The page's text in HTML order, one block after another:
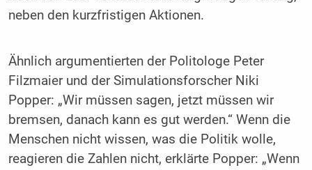
neben den kurzfristigen Aktionen.
Ähnlich argumentierten der Politologe Peter
Filzmaier und der Simulationsforscher Niki
Popper: „Wir müssen sagen, jetzt müssen wir
bremsen, danach kann es gut werden.“ Wenn die
Menschen nicht wissen, was die Politik wolle,
reagieren die Zahlen nicht, erklärte Popper: „Wenn